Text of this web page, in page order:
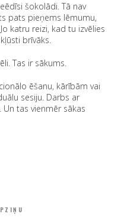
šokolādi. Tā nav
pats pieņems lēmumu,
katru reizi, kad tu izvēlies
brīvāks.
Tas ir sākums.
ēšanu, kārībām vai
sesiju. Darbs ar
tas vienmēr sākas